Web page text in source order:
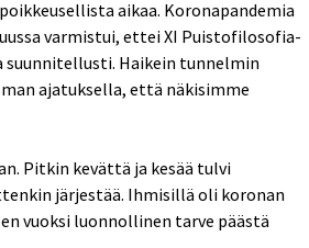
aikaa. Koronapandemia
varmistui, ettei XI Puistofilosofia-
Haikein tunnelmin
ajatuksella, että näkisimme
Pitkin kevättä ja kesää tulvi
järjestää. Ihmisillä oli koronan
vuoksi luonnollinen tarve päästä